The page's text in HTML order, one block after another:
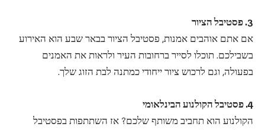
3. פסטיבל הציור
אם אתם אוהבים אמנות, פסטיבל הציור בבאר שבע הוא האירוע
בשבילכם. תוכלו לסייר ברחובות העיר ולראות את האמנים
בפעולה, וגם לרכוש ציור ייחודי כמתנה לבת הזוג שלך.
4. פסטיבל הקולנוע הבינלאומי
הקולנוע הוא תחביב משותף שלכם? אז השתתפות בפסטיבל